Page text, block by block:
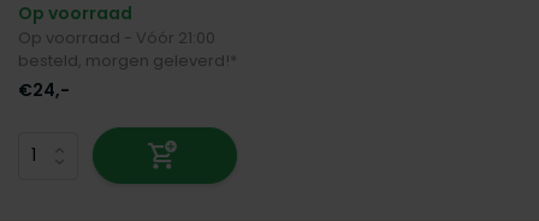
Op voorraad
Op voorraad - Vóór 21:00
besteld, morgen geleverd!*
€24,-